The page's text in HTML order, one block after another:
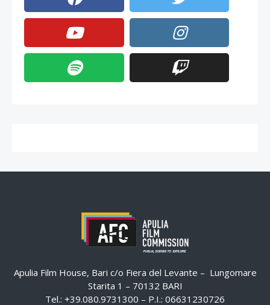
Apulia Film House, Bari c/o Fiera del Levante – Lungomare
Starita 1 – 70132 BARI
Tel.: +39.080.9731300 – P.I.: 06631230726